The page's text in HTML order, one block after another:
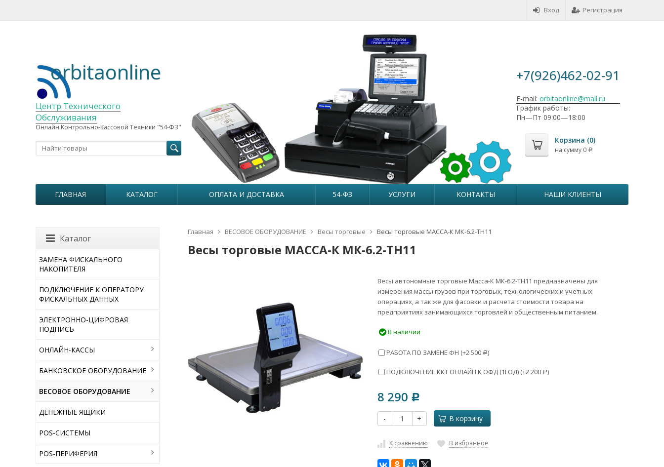
Вход Регистрация
Центр Технического
Обслуживания
Онлайн Контрольно-Кассовой Техники "54-ФЗ"
orbitaonline +7(926)462-02-91
E-mail: orbitaonline@mail.ru
График работы:
Пн—Пт 09:00—18:00
Корзина (0)
на сумму 0 Р
ГЛАВНАЯ КАТАЛОГ ОПЛАТА И ДОСТАВКА 54-ФЗ УСЛУГИ КОНТАКТЫ НАШИ КЛИЕНТЫ
Главная ВЕСОВОЕ ОБОРУДОВАНИЕ Весы торговые Весы торговые МАССА-К МК-6.2-ТН11
Весы торговые МАССА-К МК-6.2-ТН11
Весы автономные торговые Масса-К МК-6.2-ТН11 предназначены для
измерения массы грузов при торговых, технологических и учетных
операциях, а так же для фасовки и расчета стоимости товара на
предприятиях занимающихся торговлей и общественным питанием.
В наличии
РАБОТА ПО ЗАМЕНЕ ФН (+2 500 Р)
ПОДКЛЮЧЕНИЕ ККТ ОНЛАЙН К ОФД (1ГОД) (+2 200 Р)
8 290 Р
- + В корзину
К сравнению В избранное
Каталог
ЗАМЕНА ФИСКАЛЬНОГО
НАКОПИТЕЛЯ
ПОДКЛЮЧЕНИЕ К ОПЕРАТОРУ
ФИСКАЛЬНЫХ ДАННЫХ
ЭЛЕКТРОННО-ЦИФРОВАЯ
ПОДПИСЬ
ОНЛАЙН-КАССЫ
БАНКОВСКОЕ ОБОРУДОВАНИЕ
ВЕСОВОЕ ОБОРУДОВАНИЕ
ДЕНЕЖНЫЕ ЯЩИКИ
POS-СИСТЕМЫ
POS-ПЕРИФЕРИЯ